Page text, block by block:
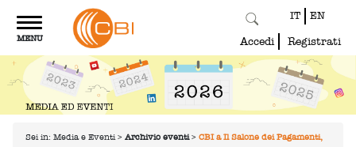
Toggle
navigation
MENU
IT EN
Accedi Registrati
Sei in: Media e Eventi > Archivio eventi > CBI a Il Salone dei Pagamenti,